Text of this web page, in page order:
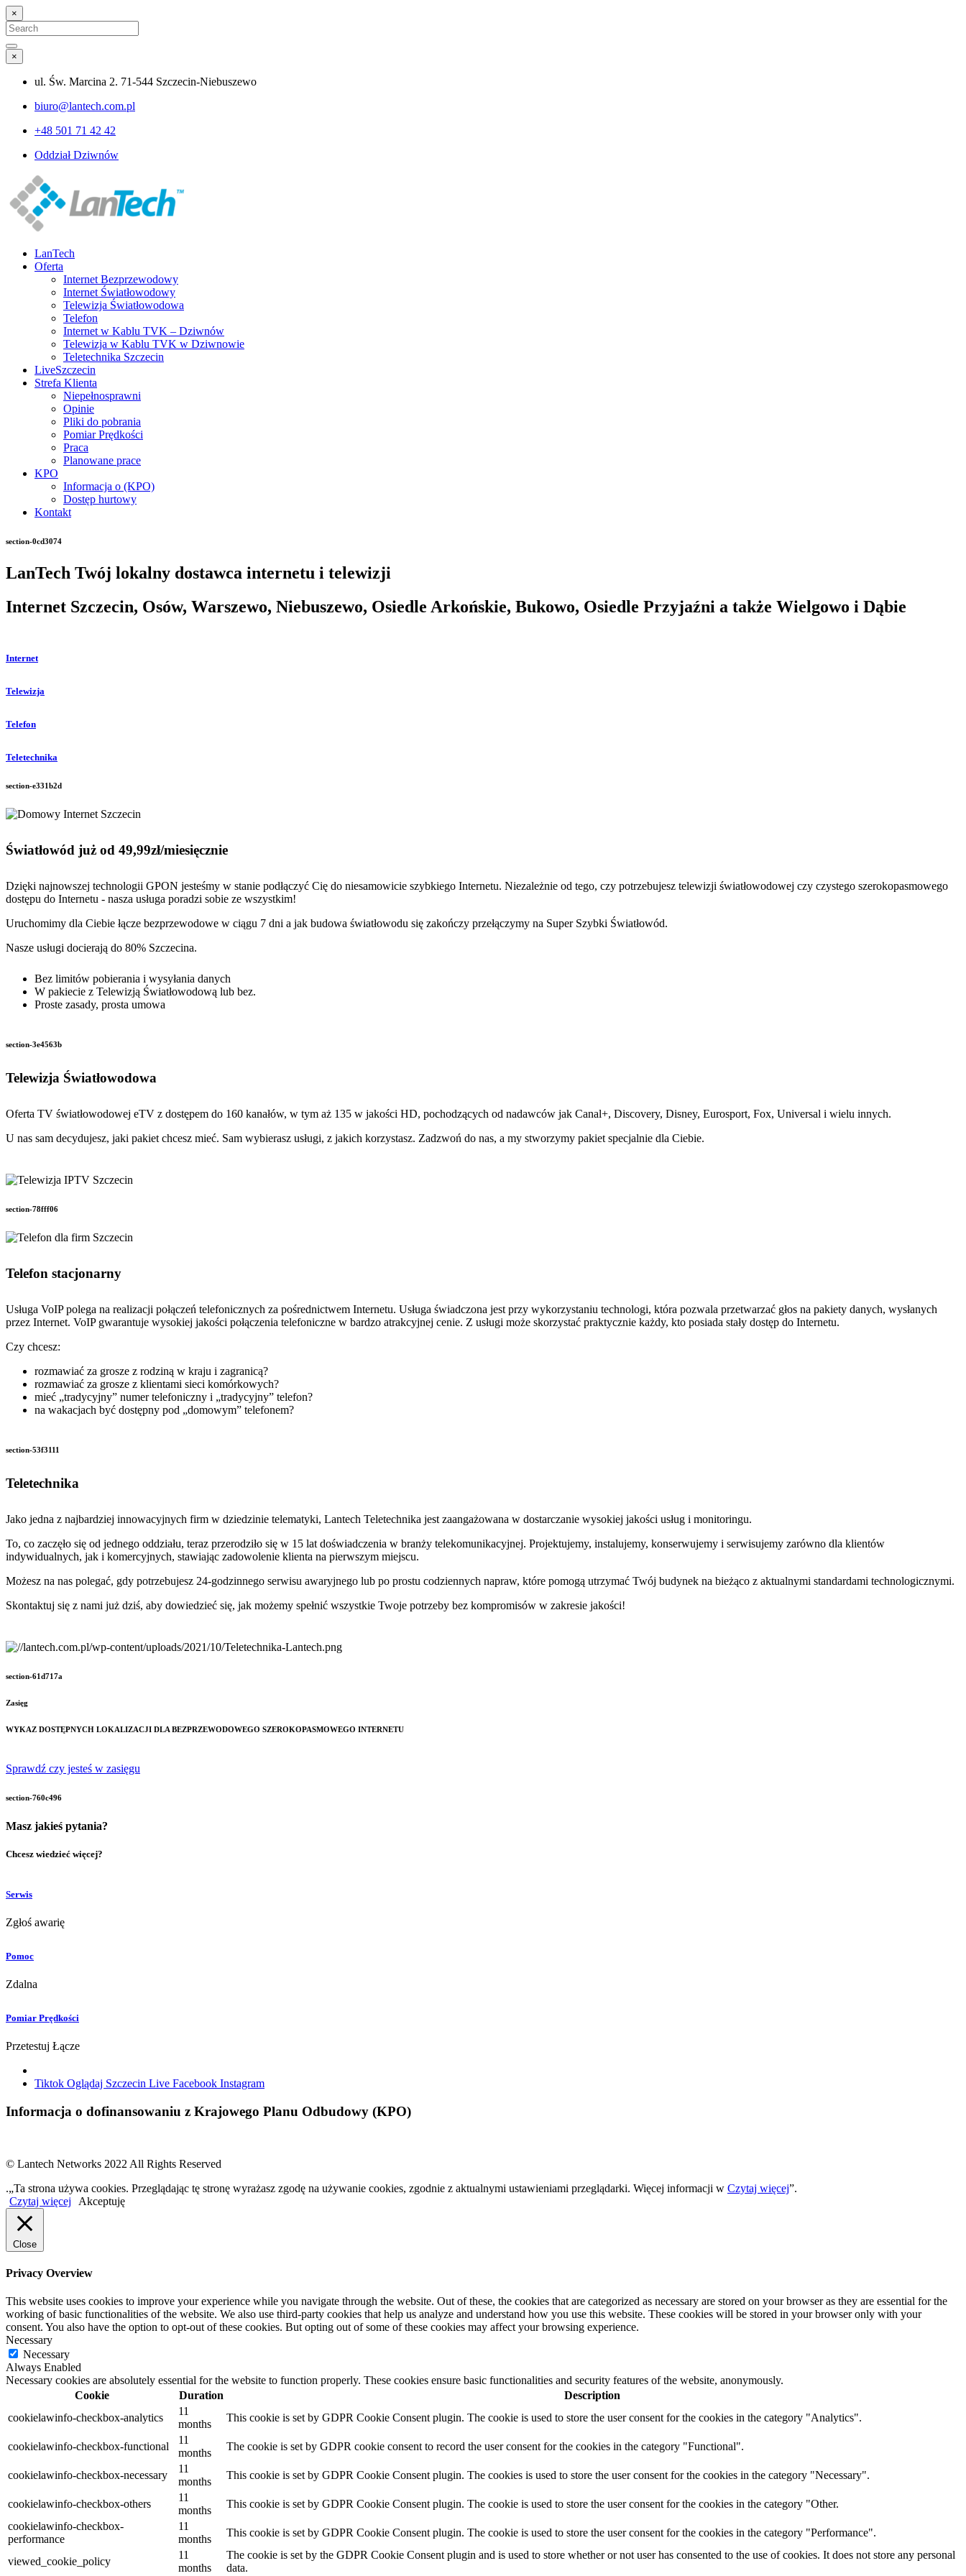
×
Search
for:
Search
×
ul. Św. Marcina 2. 71-544 Szczecin-Niebuszewo
biuro@lantech.com.pl
+48 501 71 42 42
Oddział Dziwnów
LanTech
Oferta
Internet Bezprzewodowy
Internet Światłowodowy
Telewizja Światłowodowa
Telefon
Internet w Kablu TVK – Dziwnów
Telewizja w Kablu TVK w Dziwnowie
Teletechnika Szczecin
LiveSzczecin
Strefa Klienta
Niepełnosprawni
Opinie
Pliki do pobrania
Pomiar Prędkości
Praca
Planowane prace
KPO
Informacja o (KPO)
Dostęp hurtowy
Kontakt
section-0cd3074
LanTech Twój lokalny dostawca internetu i telewizji
Internet Szczecin, Osów, Warszewo, Niebuszewo, Osiedle Arkońskie, Bukowo, Osiedle Przyjaźni a także Wielgowo i Dąbie
Internet
Telewizja
Telefon
Teletechnika
section-e331b2d
Światłowód już od 49,99zł/miesięcznie
Dzięki najnowszej technologii GPON jesteśmy w stanie podłączyć Cię do niesamowicie szybkiego Internetu. Niezależnie od tego, czy potrzebujesz telewizji światłowodowej czy czystego szerokopasmowego
dostępu do Internetu - nasza usługa poradzi sobie ze wszystkim!
Uruchomimy dla Ciebie łącze bezprzewodowe w ciągu 7 dni a jak budowa światłowodu się zakończy przełączymy na Super Szybki Światłowód.
Nasze usługi docierają do 80% Szczecina.
Bez limitów pobierania i wysyłania danych
W pakiecie z Telewizją Światłowodową lub bez.
Proste zasady, prosta umowa
section-3e4563b
Telewizja Światłowodowa
Oferta TV światłowodowej eTV z dostępem do 160 kanałów, w tym aż 135 w jakości HD, pochodzących od nadawców jak Canal+, Discovery, Disney, Eurosport, Fox, Universal i wielu innych.
U nas sam decydujesz, jaki pakiet chcesz mieć. Sam wybierasz usługi, z jakich korzystasz. Zadzwoń do nas, a my stworzymy pakiet specjalnie dla Ciebie.
section-78fff06
Telefon stacjonarny
Usługa VoIP polega na realizacji połączeń telefonicznych za pośrednictwem Internetu. Usługa świadczona jest przy wykorzystaniu technologi, która pozwala przetwarzać głos na pakiety danych, wysłanych
przez Internet. VoIP gwarantuje wysokiej jakości połączenia telefoniczne w bardzo atrakcyjnej cenie. Z usługi może skorzystać praktycznie każdy, kto posiada stały dostęp do Internetu.
Czy chcesz:
rozmawiać za grosze z rodziną w kraju i zagranicą?
rozmawiać za grosze z klientami sieci komórkowych?
mieć „tradycyjny” numer telefoniczny i „tradycyjny” telefon?
na wakacjach być dostępny pod „domowym” telefonem?
section-53f3111
Teletechnika
Jako jedna z najbardziej innowacyjnych firm w dziedzinie telematyki, Lantech Teletechnika jest zaangażowana w dostarczanie wysokiej jakości usług i monitoringu.
To, co zaczęło się od jednego oddziału, teraz przerodziło się w 15 lat doświadczenia w branży telekomunikacyjnej. Projektujemy, instalujemy, konserwujemy i serwisujemy zarówno dla klientów
indywidualnych, jak i komercyjnych, stawiając zadowolenie klienta na pierwszym miejscu.
Możesz na nas polegać, gdy potrzebujesz 24-godzinnego serwisu awaryjnego lub po prostu codziennych napraw, które pomogą utrzymać Twój budynek na bieżąco z aktualnymi standardami technologicznymi.
Skontaktuj się z nami już dziś, aby dowiedzieć się, jak możemy spełnić wszystkie Twoje potrzeby bez kompromisów w zakresie jakości!
section-61d717a
Zasięg
WYKAZ DOSTĘPNYCH LOKALIZACJI DLA BEZPRZEWODOWEGO SZEROKOPASMOWEGO INTERNETU
Sprawdź czy jesteś w zasięgu
section-760c496
Masz jakieś pytania?
Chcesz wiedzieć więcej?
Serwis
Zgłoś awarię
Pomoc
Zdalna
Pomiar Prędkości
Przetestuj Łącze
Tiktok Oglądaj Szczecin Live Facebook Instagram
Informacja o dofinansowaniu z Krajowego Planu Odbudowy (KPO)
© Lantech Networks 2022 All Rights Reserved
.„Ta strona używa cookies. Przeglądając tę stronę wyrażasz zgodę na używanie cookies, zgodnie z aktualnymi ustawieniami przeglądarki. Więcej informacji w Czytaj więcej”.
Czytaj więcej
Akceptuję
Close
Privacy Overview
This website uses cookies to improve your experience while you navigate through the website. Out of these, the cookies that are categorized as necessary are stored on your browser as they are essential for the
working of basic functionalities of the website. We also use third-party cookies that help us analyze and understand how you use this website. These cookies will be stored in your browser only with your
consent. You also have the option to opt-out of these cookies. But opting out of some of these cookies may affect your browsing experience.
Necessary
Necessary
Always Enabled
Necessary cookies are absolutely essential for the website to function properly. These cookies ensure basic functionalities and security features of the website, anonymously.
Cookie
Duration
Description
cookielawinfo-checkbox-analytics
11
months
This cookie is set by GDPR Cookie Consent plugin. The cookie is used to store the user consent for the cookies in the category "Analytics".
cookielawinfo-checkbox-functional
11
months
The cookie is set by GDPR cookie consent to record the user consent for the cookies in the category "Functional".
cookielawinfo-checkbox-necessary
11
months
This cookie is set by GDPR Cookie Consent plugin. The cookies is used to store the user consent for the cookies in the category "Necessary".
cookielawinfo-checkbox-others
11
months
This cookie is set by GDPR Cookie Consent plugin. The cookie is used to store the user consent for the cookies in the category "Other.
cookielawinfo-checkbox-
performance
11
months
This cookie is set by GDPR Cookie Consent plugin. The cookie is used to store the user consent for the cookies in the category "Performance".
viewed_cookie_policy
11
months
The cookie is set by the GDPR Cookie Consent plugin and is used to store whether or not user has consented to the use of cookies. It does not store any personal
data.